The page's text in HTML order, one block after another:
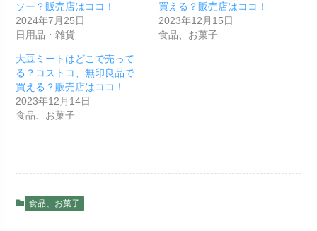
ソー？販売店はココ！
2024年7月25日
日用品・雑貨
買える？販売店はココ！
2023年12月15日
食品、お菓子
大豆ミートはどこで売って
る？コストコ、無印良品で
買える？販売店はココ！
2023年12月14日
食品、お菓子
食品、お菓子